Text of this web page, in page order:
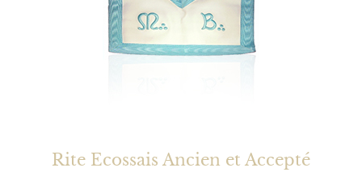
Rite Ecossais Ancien et Accepté